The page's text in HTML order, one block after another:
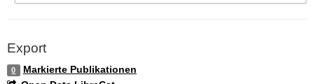
Export
0
Markierte Publikationen